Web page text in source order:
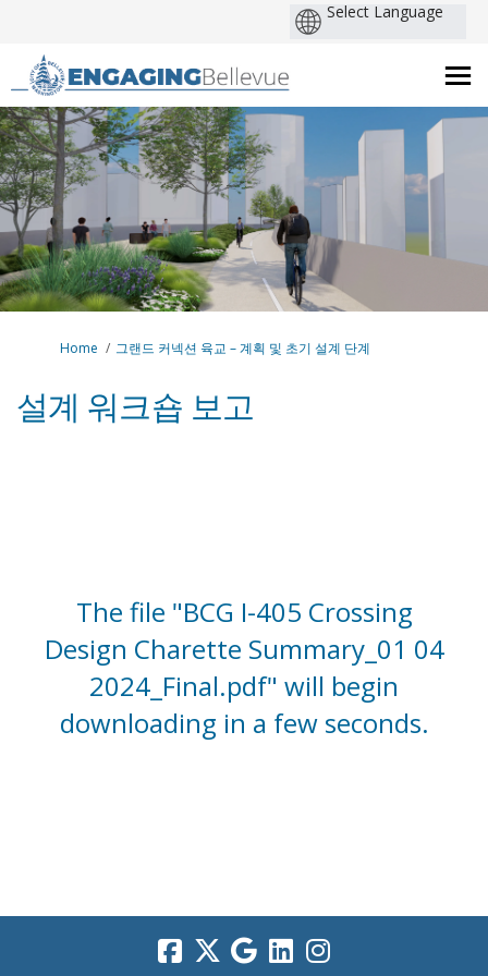
You are here:
Home 그랜드 커넥션 육교 – 계획 및 초기 설계 단계
설계 워크숍 보고
The file "BCG I-405 Crossing
Design Charette Summary_01 04
2024_Final.pdf" will begin
downloading in a few seconds.